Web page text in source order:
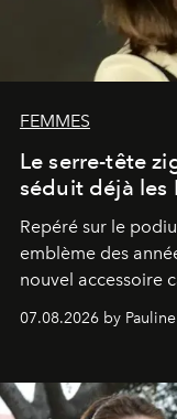
FEMMES
Le serre-tête
séduit déjà les
Repéré sur le
emblème des
nouvel accessoire
s'arrachent déjà.
07.08.2026 by